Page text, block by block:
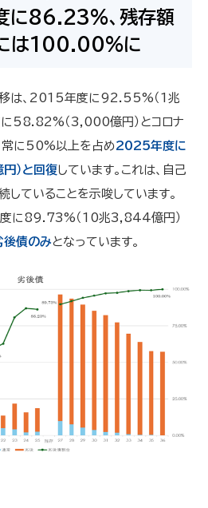
に86.23%、残存額
は100.00%に
は、2015年度に92.55%（1兆
58.82%（3,000億円）とコロナ
常に50%以上を占め2025年度に
）と回復しています。これは、自己
ていることを示唆しています。
度に89.73%（10兆3,844億円）
債のみ となっています。